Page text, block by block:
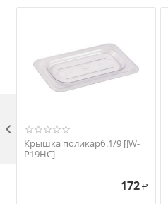
Крышка поликарб.1/9 [JW-
P19HC]
172 Р
